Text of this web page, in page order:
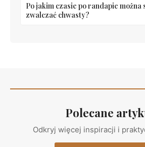
Po jakim czasie po randapie można
zwalczać chwasty?
Polecane
Odkryj więcej inspiracji i